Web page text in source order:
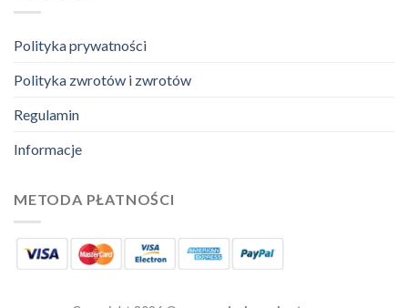
Polityka prywatności
Polityka zwrotów i zwrotów
Regulamin
Informacje
METODA PŁATNOŚCI